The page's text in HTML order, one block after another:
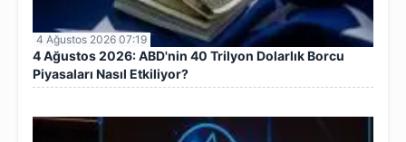
4 Ağustos 2026 07:19
4 Ağustos 2026: ABD'nin 40 Trilyon Dolarlık Borcu
Piyasaları Nasıl Etkiliyor?